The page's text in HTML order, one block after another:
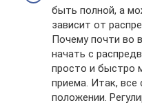
быть полной, а
зависит от
Почему почти во
начать с
просто и быстро
приема. Итак, все
положении.